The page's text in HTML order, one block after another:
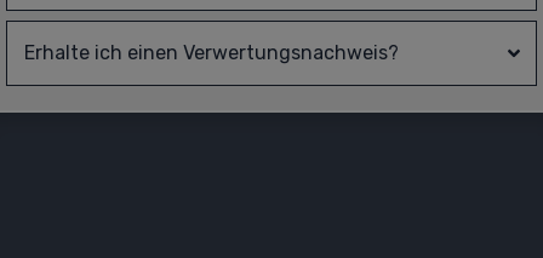
Erhalte ich einen Verwertungsnachweis?